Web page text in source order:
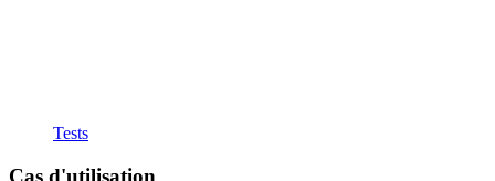
Tests
Cas d'utilisation